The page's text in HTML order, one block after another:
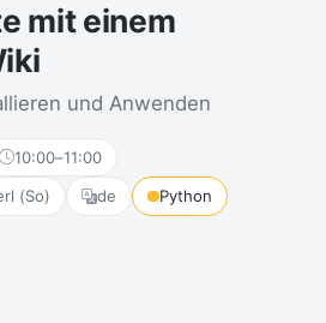
mit einem
und Anwenden
10:00–11:00
(So) de Python